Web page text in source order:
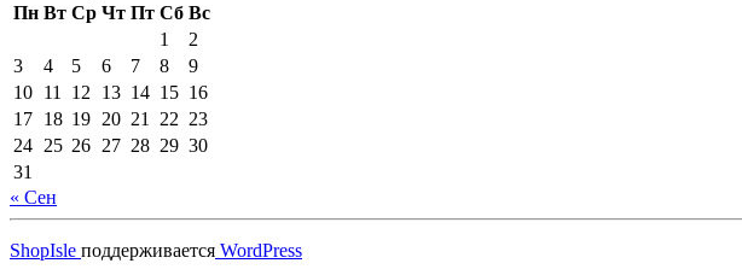
Пн Вт Ср Чт Пт Сб Вс
1
2
3
4 5 6 7 8
9
10 11 12 13 14 15 16
17 18 19 20 21 22 23
24 25 26 27 28 29 30
31
« Сен
ShopIsle поддерживается WordPress